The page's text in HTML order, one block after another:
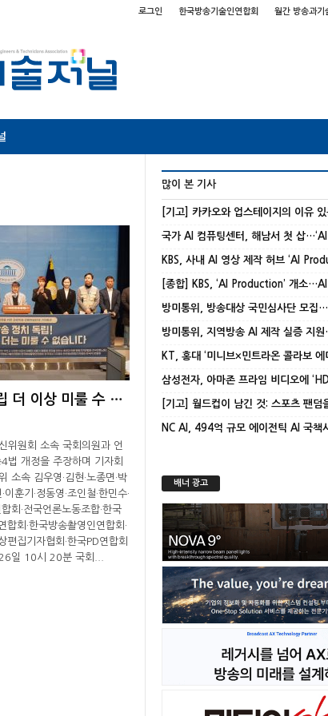
로그인 한국방송기술인연합회 월간 방송과기
“공영방송 정치독립 더 이상 미룰 수 없다” ...
위원회 소속 국회의원과 언
법 개정을 주장하며 기자회
소속 김우영·김현·노종면·박
이훈기·정동영·조인철·한민수·
회·전국언론노동조합·한국
합회·한국방송촬영인연합회·
편집기자협회·한국PD연합회
일 10시 20분 국회...
많이 본 기사
[기고] 카카오와 업스테이지의 이유
KBS, 사내 AI 영상 제작 허브 ‘AI
KT, 홍대 ‘미니브×민트라온 콜라보 에
배너 광고